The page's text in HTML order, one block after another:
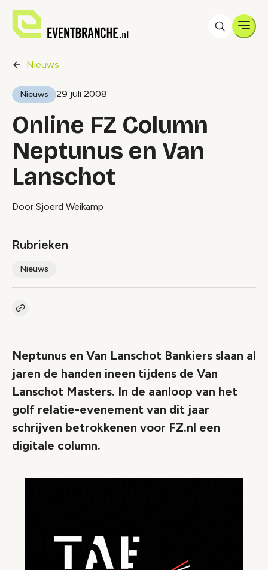
Nieuws
Nieuws 29 juli 2008
Online FZ Column
Neptunus en Van
Lanschot
Door Sjoerd Weikamp
Rubrieken
Nieuws
Kopieer link naar artikel
Neptunus en Van Lanschot Bankiers slaan al
jaren de handen ineen tijdens de Van
Lanschot Masters. In de aanloop van het
golf relatie-evenement van dit jaar
schrijven betrokkenen voor FZ.nl een
digitale column.